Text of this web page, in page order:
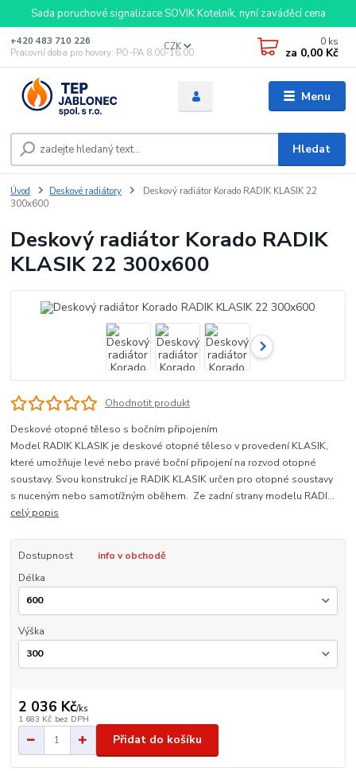
Sada poruchové signalizace SOVIK Kotelník, nyní zaváděcí cena
Menu
CZK
Hledat
+420 483 710 226
Pracovní doba pro hovory: PO-PA 8,00-16,00
0 ks
za 0,00 Kč
Úvod Deskové radiátory
Deskový radiátor Korado RADIK KLASIK 22
300x600
Deskový radiátor Korado RADIK
KLASIK 22 300x600
Ohodnotit produkt
Deskové otopné těleso s bočním připojením
Model RADIK KLASIK je deskové otopné těleso v provedení KLASIK,
které umožňuje levé nebo pravé boční připojení na rozvod otopné
soustavy. Svou konstrukcí je RADIK KLASIK určen pro otopné soustavy
s nuceným nebo samotížným oběhem. Ze zadní strany modelu RADI...
celý popis
Dostupnost
info v obchodě
Délka
Výška
2 036 Kč/ks
1 683 Kč bez DPH
Přidat do košíku